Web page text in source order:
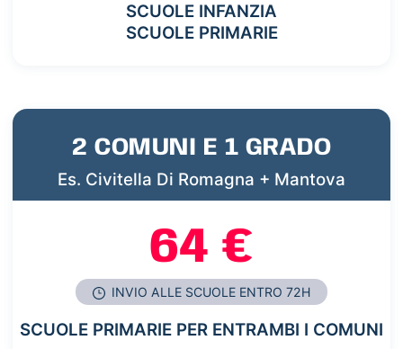
SCUOLE INFANZIA
SCUOLE PRIMARIE
2 COMUNI E 1 GRADO
Es. Civitella Di Romagna + Mantova
64 €
INVIO ALLE SCUOLE ENTRO 72H
SCUOLE PRIMARIE PER ENTRAMBI I COMUNI